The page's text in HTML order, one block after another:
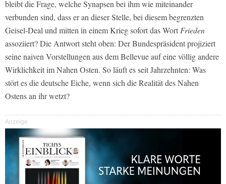
bleibt die Frage, welche Synapsen bei ihm wie miteinander
verbunden sind, dass er an dieser Stelle, bei diesem begrenzten
Geisel-Deal und mitten in einem Krieg sofort das WortFrieden
assoziiert? Die Antwort steht oben: Der Bundespräsident projiziert
seine naiven Vorstellungen aus dem Bellevue auf eine völlig andere
Wirklichkeit im Nahen Osten. So läuft es seit Jahrzehnten: Was
stört es die deutsche Eiche, wenn sich die Realität des Nahen
Ostens an ihr wetzt?
Anzeige